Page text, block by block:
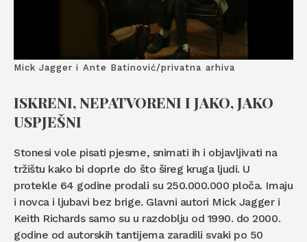
Mick Jagger i Ante Batinović/privatna arhiva
ISKRENI, NEPATVORENI I JAKO, JAKO
USPJEŠNI
Stonesi vole pisati pjesme, snimati ih i objavljivati na
tržištu kako bi doprle do što šireg kruga ljudi. U
protekle 64 godine prodali su 250.000.000 ploča. Imaju
i novca i ljubavi bez brige. Glavni autori Mick Jagger i
Keith Richards samo su u razdoblju od 1990. do 2000.
godine od autorskih tantijema zaradili svaki po 50